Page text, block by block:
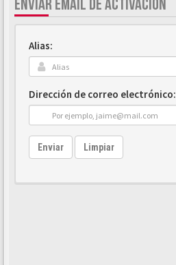
ENVIAR EMAIL DE ACTIVACIÓN
Alias:
Dirección de correo electrónico:
Enviar Limpiar